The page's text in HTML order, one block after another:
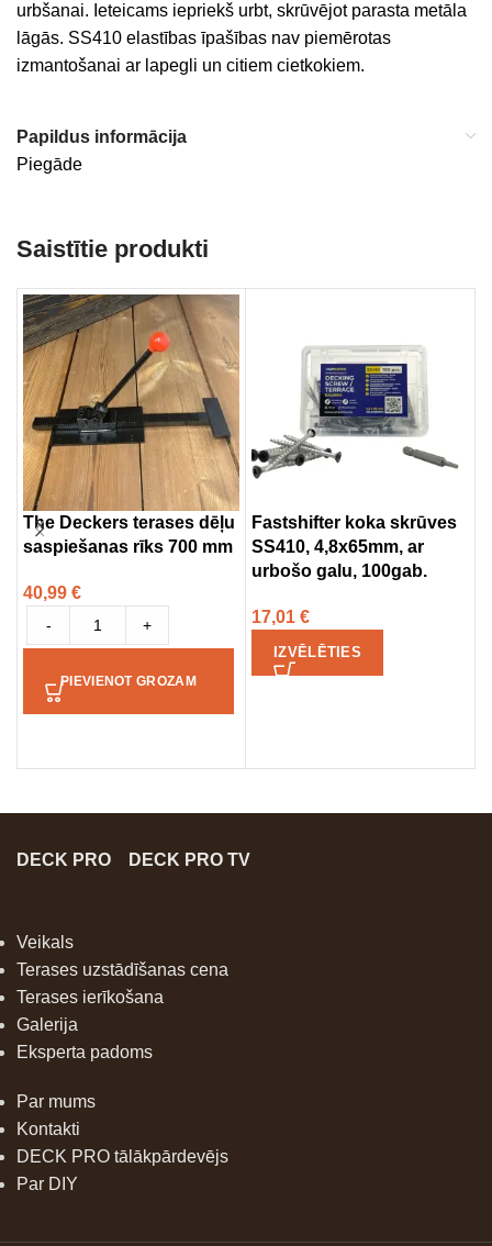
urbšanai. Ieteicams iepriekš urbt, skrūvējot parasta metāla
lāgās. SS410 elastības īpašības nav piemērotas
izmantošanai ar lapegli un citiem cietkokiem.
Papildus informācija
Piegāde
Saistītie produkti
The Deckers terases dēļu
saspiešanas rīks 700 mm
40,99 €
- +
PIEVIENOT GROZAM
Fastshifter koka skrūves
SS410, 4,8x65mm, ar
urbošo galu, 100gab.
17,01 €
IZVĒLĒTIES
DECK PRO DECK PRO TV
Veikals
Terases uzstādīšanas cena
Terases ierīkošana
Galerija
Eksperta padoms
Par mums
Kontakti
DECK PRO tālākpārdevējs
Par DIY